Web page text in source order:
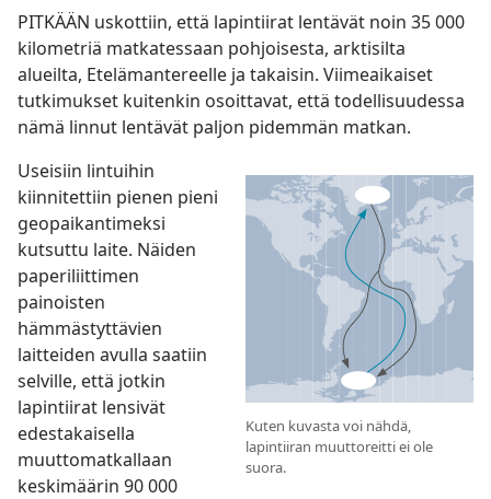
PITKÄÄN uskottiin, että lapintiirat lentävät noin 35 000
kilometriä matkatessaan pohjoisesta, arktisilta
alueilta, Etelämantereelle ja takaisin. Viimeaikaiset
tutkimukset kuitenkin osoittavat, että todellisuudessa
nämä linnut lentävät paljon pidemmän matkan.
Kuten kuvasta voi nähdä,
lapintiiran muuttoreitti ei ole
suora.
Useisiin lintuihin
kiinnitettiin pienen pieni
geopaikantimeksi
kutsuttu laite. Näiden
paperiliittimen
painoisten
hämmästyttävien
laitteiden avulla saatiin
selville, että jotkin
lapintiirat lensivät
edestakaisella
muuttomatkallaan
keskimäärin 90 000